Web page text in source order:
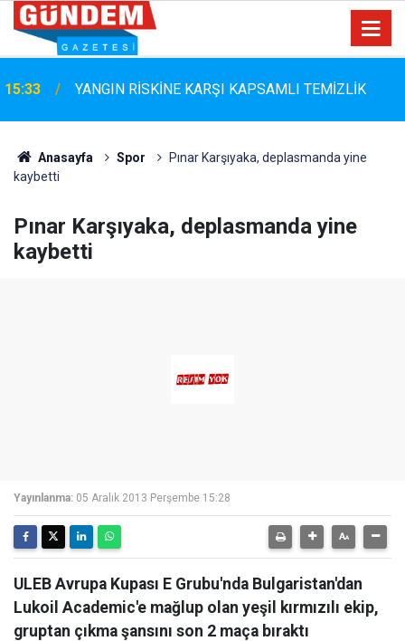
15:06
Marmaris Belediyespor'da Altyapıya Güçlü Takviye:
Mustafa Çolakoğlu ile Sözleşme İmzalandı
Anasayfa Spor
Pınar Karşıyaka, deplasmanda yine
kaybetti
Pınar Karşıyaka, deplasmanda yine
kaybetti
Yayınlanma: 05 Aralık 2013 Perşembe 15:28
ULEB Avrupa Kupası E Grubu'nda Bulgaristan'dan
Lukoil Academic'e mağlup olan yeşil kırmızılı ekip,
gruptan çıkma şansını son 2 maça bıraktı